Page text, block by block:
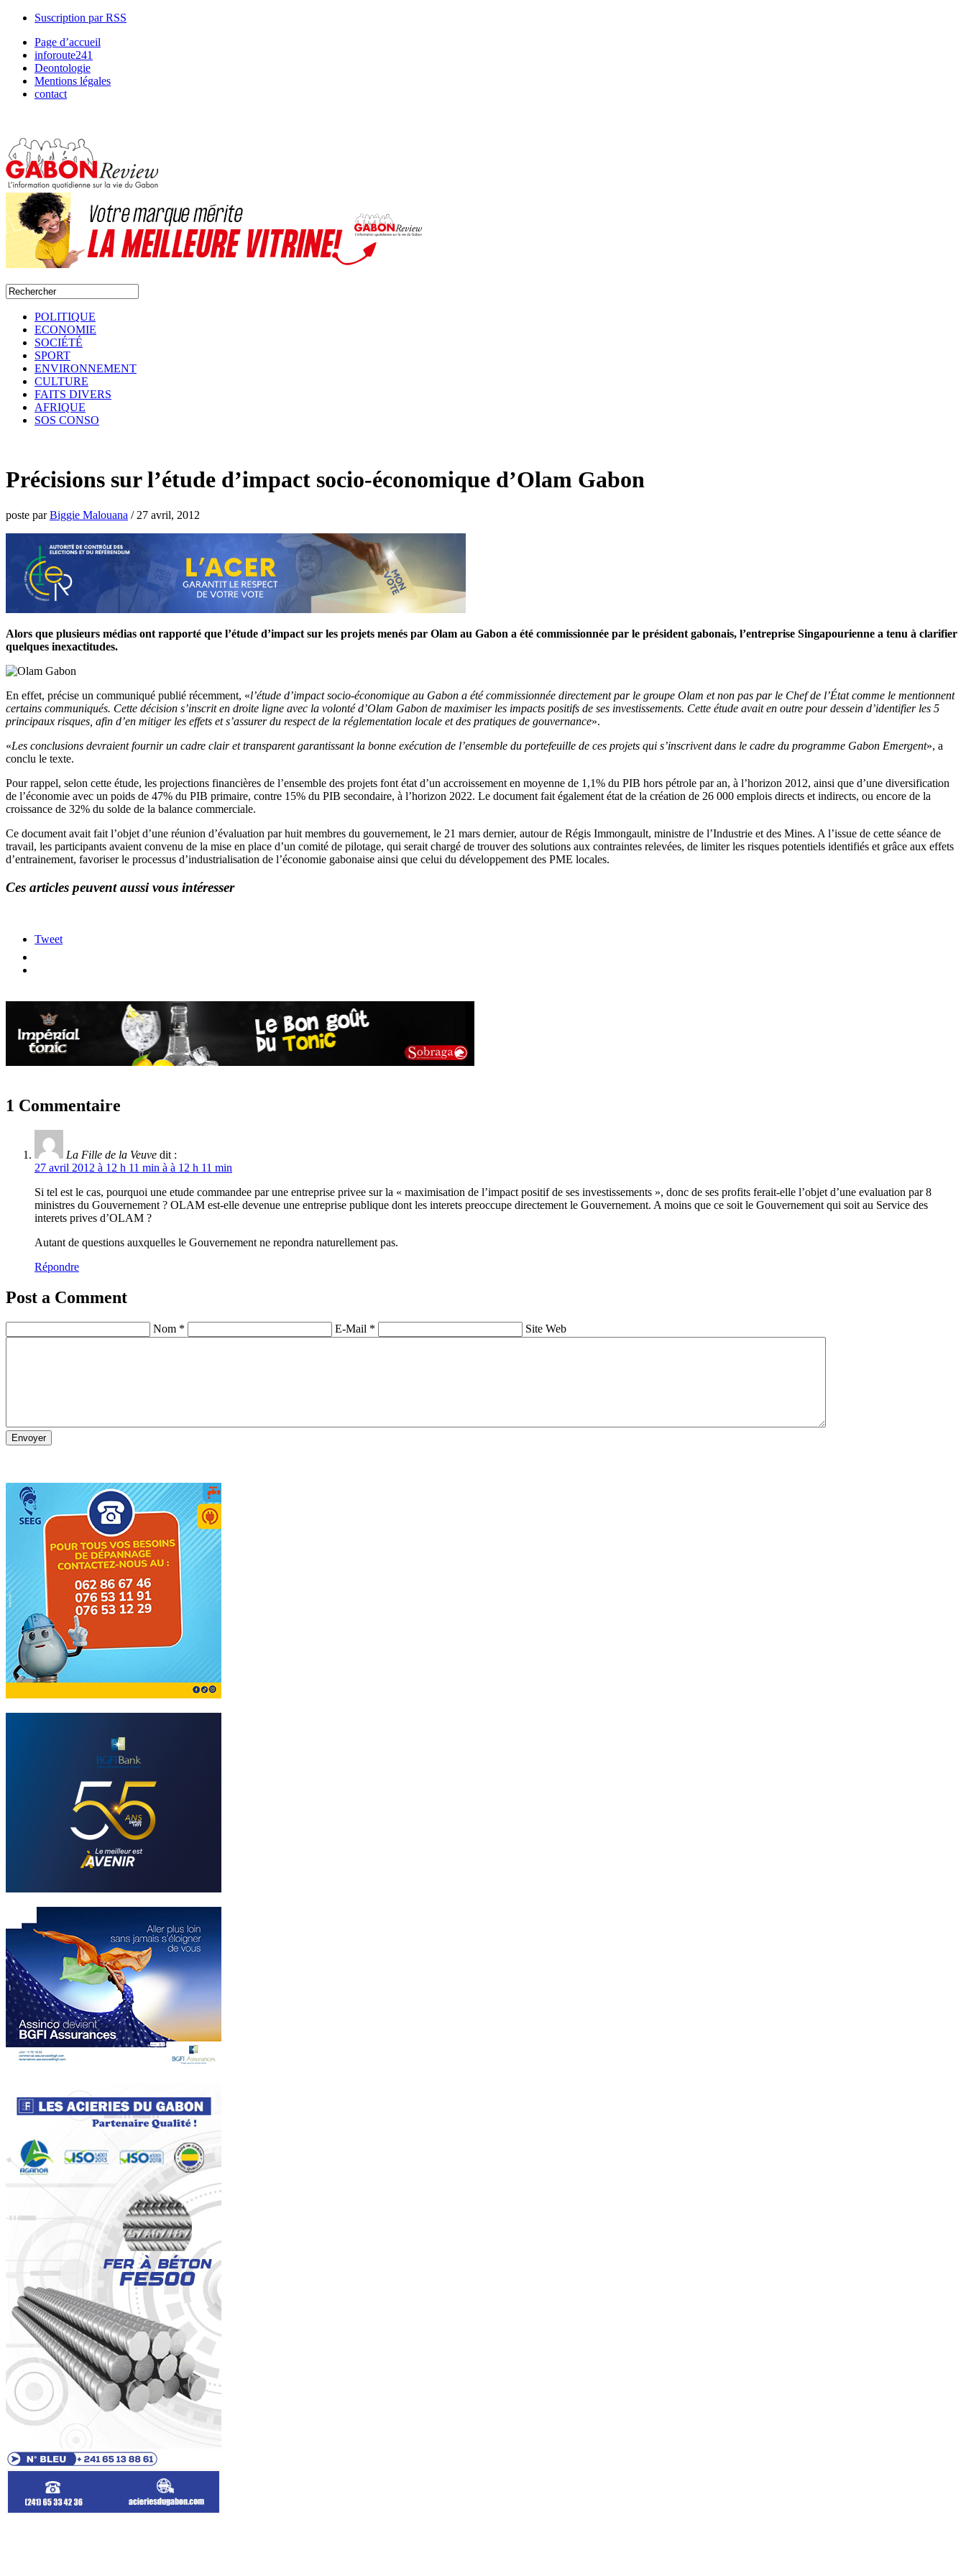
Suscription par RSS
Page d’accueil
inforoute241
Deontologie
Mentions légales
contact
POLITIQUE
ECONOMIE
SOCIÉTÉ
SPORT
ENVIRONNEMENT
CULTURE
FAITS DIVERS
AFRIQUE
SOS CONSO
Précisions sur l’étude d’impact socio-économique d’Olam Gabon
poste parBiggie Malouana / 27 avril, 2012
Alors que plusieurs médias ont rapporté que l’étude d’impact sur les projets menés par Olam au Gabon a été commissionnée par le président gabonais, l’entreprise Singapourienne a tenu à clarifier
quelques inexactitudes.
En effet, précise un communiqué publié récemment, «l’étude d’impact socio-économique au Gabon a été commissionnée directement par le groupe Olam et non pas par le Chef de l’État comme le mentionnent
certains communiqués. Cette décision s’inscrit en droite ligne avec la volonté d’Olam Gabon de maximiser les impacts positifs de ses investissements. Cette étude avait en outre pour dessein d’identifier les 5
principaux risques, afin d’en mitiger les effets et s’assurer du respect de la réglementation locale et des pratiques de gouvernance».
«Les conclusions devraient fournir un cadre clair et transparent garantissant la bonne exécution de l’ensemble du portefeuille de ces projets qui s’inscrivent dans le cadre du programme Gabon Emergent», a
conclu le texte.
Pour rappel, selon cette étude, les projections financières de l’ensemble des projets font état d’un accroissement en moyenne de 1,1% du PIB hors pétrole par an, à l’horizon 2012, ainsi que d’une diversification
de l’économie avec un poids de 47% du PIB primaire, contre 15% du PIB secondaire, à l’horizon 2022. Le document fait également état de la création de 26 000 emplois directs et indirects, ou encore de la
croissance de 32% du solde de la balance commerciale.
Ce document avait fait l’objet d’une réunion d’évaluation par huit membres du gouvernement, le 21 mars dernier, autour de Régis Immongault, ministre de l’Industrie et des Mines. A l’issue de cette séance de
travail, les participants avaient convenu de la mise en place d’un comité de pilotage, qui serait chargé de trouver des solutions aux contraintes relevées, de limiter les risques potentiels identifiés et grâce aux effets
d’entrainement, favoriser le processus d’industrialisation de l’économie gabonaise ainsi que celui du développement des PME locales.
Ces articles peuvent aussi vous intéresser
Tweet
1 Commentaire
La Fille de la Veuve dit :
27 avril 2012 à 12 h 11 min à à 12 h 11 min
Si tel est le cas, pourquoi une etude commandee par une entreprise privee sur la « maximisation de l’impact positif de ses investissements », donc de ses profits ferait-elle l’objet d’une evaluation par 8
ministres du Gouvernement ? OLAM est-elle devenue une entreprise publique dont les interets preoccupe directement le Gouvernement. A moins que ce soit le Gouvernement qui soit au Service des
interets prives d’OLAM ?
Autant de questions auxquelles le Gouvernement ne repondra naturellement pas.
Répondre
Post a Comment
Nom * E-Mail * Site Web